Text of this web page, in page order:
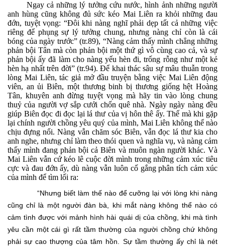
Ngay cả những lý tưởng cứu nước, hình ảnh những người
anh hùng cũng không đủ sức kéo Mai Liên ra khỏi những đau
đớn, tuyệt vọng: “Đôi khi nàng nghĩ phải dẹp tất cả những việc
riêng để phụng sự lý tưởng chung, nhưng nàng chỉ còn là cái
bóng của ngày trước” (tr.89), “Nàng cảm thấy mình chẳng những
phản bội Tân mà còn phản bội một thứ gì vô cùng cao cả, và sự
phản bội ấy đã làm cho nàng yếu hèn đi, trống rỗng như một kẻ
hèn hạ nhất trên đời” (tr.94). Để khai thác sâu sự mâu thuẫn trong
lòng Mai Liên, tác giả mở đầu truyện bằng việc Mai Liên động
viên, an ủi Biên, một thương binh bị thương giống hệt Hoàng
Tân, khuyên anh đừng tuyệt vọng mà hãy tin vào lòng chung
thuỷ của người vợ sắp cưới chốn quê nhà. Ngày ngày nàng đều
giúp Biên đọc đi đọc lại lá thư của vị hôn thê ấy. Thế mà khi gặp
lại chính người chồng yêu quý của mình, Mai Liên không thể nào
chịu đựng nổi. Nàng vẫn chăm sóc Biên, vẫn đọc lá thư kia cho
anh nghe, nhưng chỉ làm theo thói quen và nghĩa vụ, và nàng cảm
thấy mình đang phản bội cả Biên và muôn ngàn người khác. Và
Mai Liên vẫn cứ kéo lê cuộc đời mình trong những cảm xúc tiêu
cực và đau đớn ấy, dù nàng vẫn luôn cố gắng phân tích cảm xúc
của mình để tìm lối ra:
“Nhưng biết làm thế nào để cưỡng lại với lòng khi nàng
cũng chỉ là một người đàn bà, khi mắt nàng không thể nào có
cảm tình được với mảnh hình hài quái dị của chồng, khi mà tình
yêu cần một cái gì rất tầm thường của người chồng chứ không
phải sự cao thượng của tâm hồn. Sự tầm thường ấy chỉ là nét